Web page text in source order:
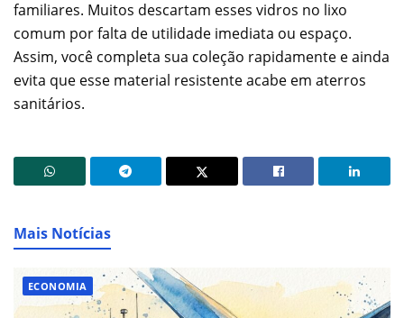
familiares. Muitos descartam esses vidros no lixo
comum por falta de utilidade imediata ou espaço.
Assim, você completa sua coleção rapidamente e ainda
evita que esse material resistente acabe em aterros
sanitários.
Mais Notícias
ECONOMIA